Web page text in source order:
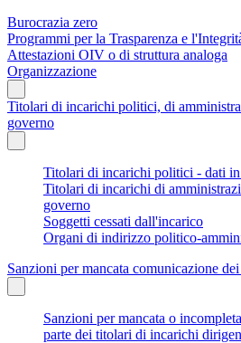
Burocrazia zero
Programmi per la Trasparenza e
Attestazioni OIV o di struttura analoga
Organizzazione
Titolari di incarichi politici, di
governo
Titolari di incarichi politici - dati
Titolari di incarichi di
governo
Soggetti cessati dall'incarico
Organi di indirizzo politico-
Sanzioni per mancata comunicazione
Sanzioni per mancata o
parte dei titolari di incarichi